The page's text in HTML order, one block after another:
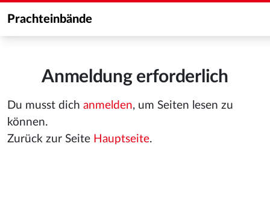
Prachteinbände
Anmeldung erforderlich
Du musst dich anmelden, um Seiten lesen zu
können.
Zurück zur Seite Hauptseite.